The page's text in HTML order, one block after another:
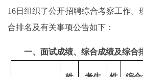
16日组织了公开招聘综合考察工作。
合排名及有关事项公告如下：
一、面试成绩、综合成绩及综合